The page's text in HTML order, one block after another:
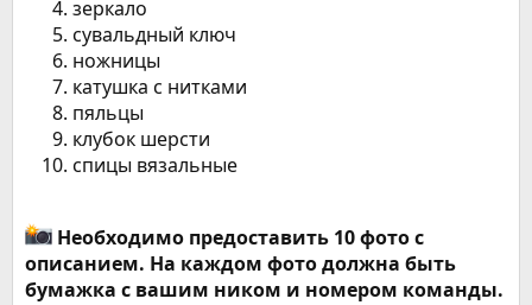
зеркало
сувальдный ключ
ножницы
катушка с нитками
пяльцы
клубок шерсти
спицы вязальные
Необходимо предоставить 10 фото с
описанием. На каждом фото должна быть
бумажка с вашим ником и номером команды.